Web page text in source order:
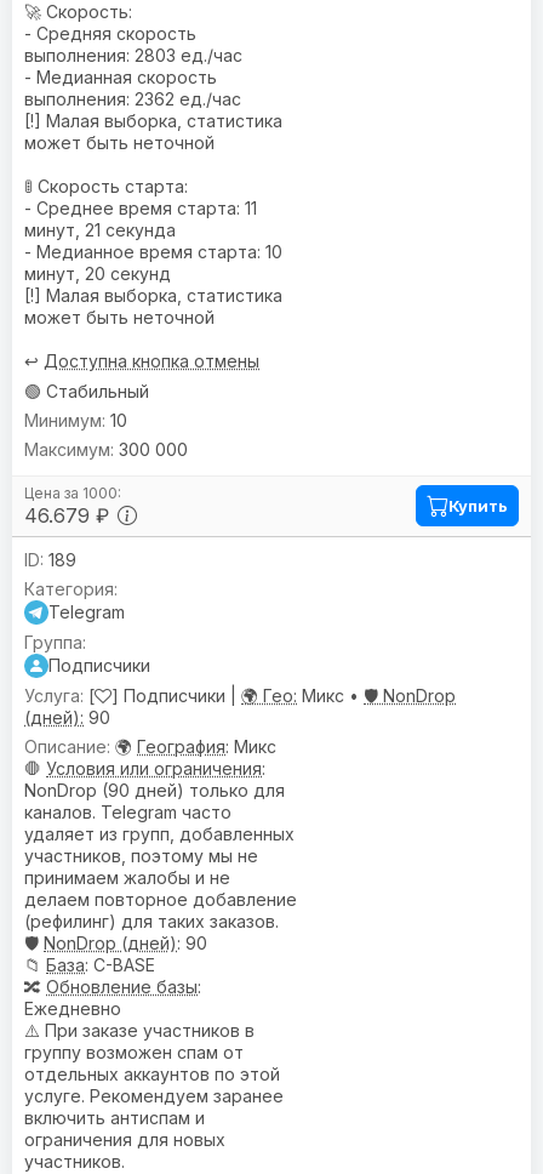
🚀 Скорость:
- Средняя скорость
выполнения: 2803 ед./час
- Медианная скорость
выполнения: 2362 ед./час
[!] Малая выборка, статистика
может быть неточной
🚦 Скорость старта:
- Среднее время старта: 11
минут, 21 секунда
- Медианное время старта: 10
минут, 20 секунд
[!] Малая выборка, статистика
может быть неточной
↩️ Доступна кнопка отмены
🟢 Стабильный
46.679 ₽
10
300 000
Купить
189
Telegram
Подписчики
[
] Подписчики | 🌍 Гео: Микс • 🛡️ NonDrop
(дней): 90
🌍 География: Микс
🛑 Условия или ограничения:
NonDrop (90 дней) только для
каналов. Telegram часто
удаляет из групп, добавленных
участников, поэтому мы не
принимаем жалобы и не
делаем повторное добавление
(рефилинг) для таких заказов.
🛡️ NonDrop (дней): 90
📁 База: C-BASE
🔀 Обновление базы:
Ежедневно
⚠️ При заказе участников в
группу возможен спам от
отдельных аккаунтов по этой
услуге. Рекомендуем заранее
включить антиспам и
ограничения для новых
участников.